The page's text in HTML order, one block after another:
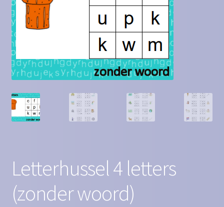
Contact
Homepagina
Mijn account
Privacy Policy
Winkelmand
Letterhussel 4 letters
(zonder woord)